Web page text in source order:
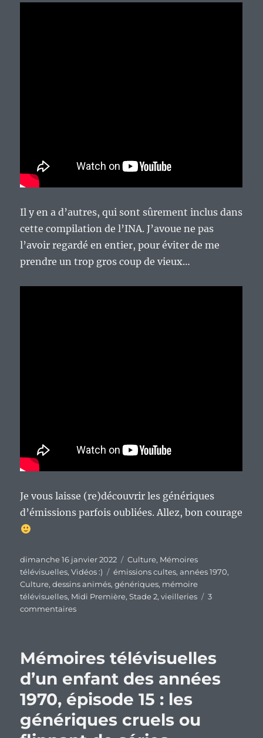
Il y en a d’autres, qui sont sûrement inclus dans
cette compilation de l’INA. J’avoue ne pas
l’avoir regardé en entier, pour éviter de me
prendre un trop gros coup de vieux…
Je vous laisse (re)découvrir les génériques
d’émissions parfois oubliées. Allez, bon courage
Publié
le
dimanche 16 janvier 2022 Catégories
Culture, Mémoires
télévisuelles,Vidéos :) Étiquettes
émissions cultes,années 1970,
Culture,dessins animés,génériques, mémoire
télévisuelles, Midi Première,Stade 2,vieilleries
3
commentairessur
enfant
des
années
1970,
épisode
42
Mémoires télévisuelles
d’un enfant des années
1970, épisode 15 : les
génériques cruels ou